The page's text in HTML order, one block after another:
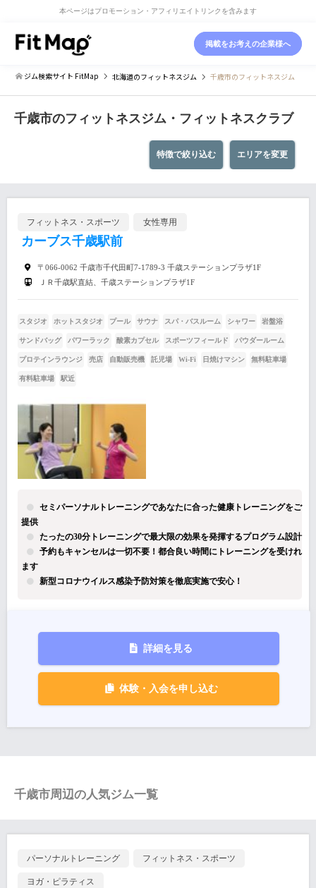
本ページはプロモーション・アフィリエイトリンクを含みます
掲載をお考えの企業様へ
ジム検索サイト FitMap 北海道のフィットネスジム 千歳市のフィットネスジム
千歳市のフィットネスジム・フィットネスクラブ
エリアを変更
特徴で絞り込む
フィットネス・スポーツ 女性専用
カーブス千歳駅前
〒066-0062 千歳市千代田町7-1789-3 千歳ステーションプラザ1F
ＪＲ千歳駅直結、千歳ステーションプラザ1F
スタジオ ホットスタジオ プール サウナ スパ・バスルーム シャワー 岩盤浴
サンドバッグ パワーラック 酸素カプセル スポーツフィールド パウダールーム
プロテインラウンジ 売店 自動販売機 託児場 Wi-Fi 日焼けマシン 無料駐車場
有料駐車場 駅近
セミパーソナルトレーニングであなたに合った健康トレーニングをご
提供
たったの30分トレーニングで最大限の効果を発揮するプログラム設計
予約もキャンセルは一切不要！都合良い時間にトレーニングを受けれ
ます
新型コロナウイルス感染予防対策を徹底実施で安心！
詳細を見る
体験・入会を申し込む
千歳市周辺の人気ジム一覧
パーソナルトレーニング フィットネス・スポーツ
ヨガ・ピラティス